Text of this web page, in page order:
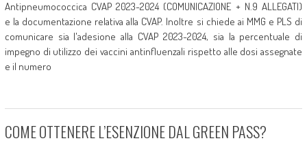
Antipneumococcica CVAP 2023-2024 (COMUNICAZIONE + N.9 ALLEGATI)
e la documentazione relativa alla CVAP. Inoltre si chiede ai MMG e PLS di
comunicare sia l'adesione alla CVAP 2023-2024, sia la percentuale di
impegno di utilizzo dei vaccini antinfluenzali rispetto alle dosi assegnate
e il numero
COME OTTENERE L’ESENZIONE DAL GREEN PASS?